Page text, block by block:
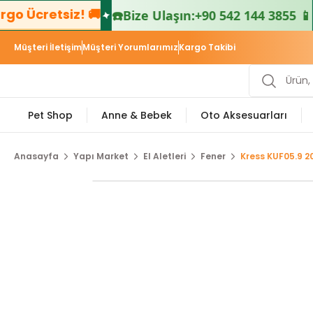
Ücretsiz! 🚚 ☎️Bize Ulaşın:+90 542 144 3855 📱
Müşteri İletişimMüşteri YorumlarımızKargo Takibi
Pet Shop Anne & Bebek Oto Aksesuarları
Anasayfa Yapı Market El Aletleri Fener Kress KUF05.9